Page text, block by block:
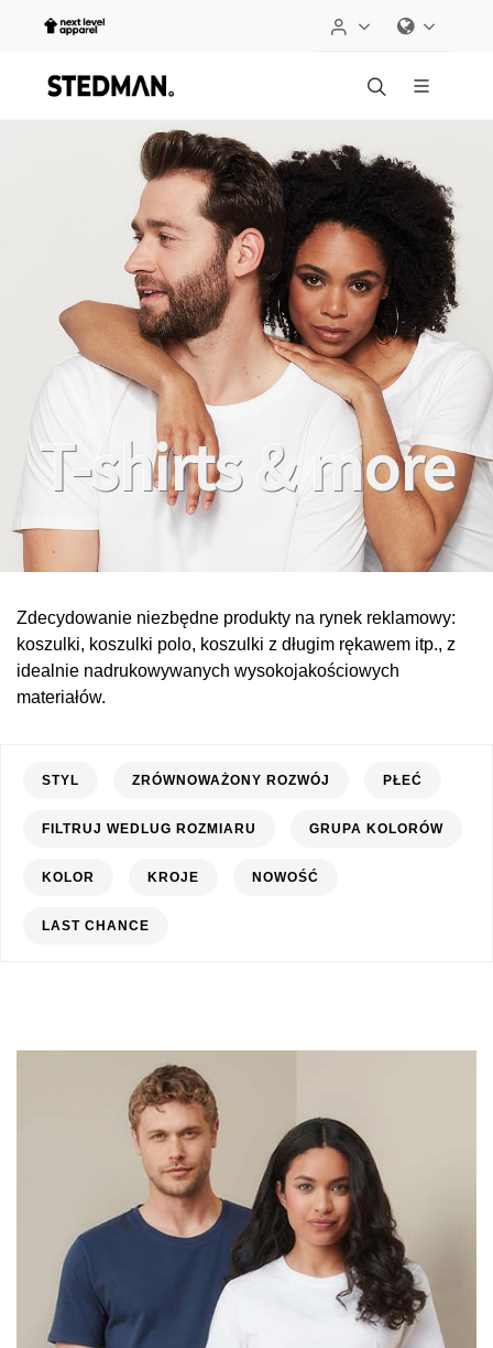
T-shirts & more
Zdecydowanie niezbędne produkty na rynek reklamowy:
koszulki, koszulki polo, koszulki z długim rękawem itp., z
idealnie nadrukowywanych wysokojakościowych
materiałów.
STYL ZRÓWNOWAŻONY ROZWÓJ PŁEĆ
FILTRUJ WEDLUG ROZMIARU GRUPA KOLORÓW
KOLOR KROJE NOWOŚĆ
LAST CHANCE